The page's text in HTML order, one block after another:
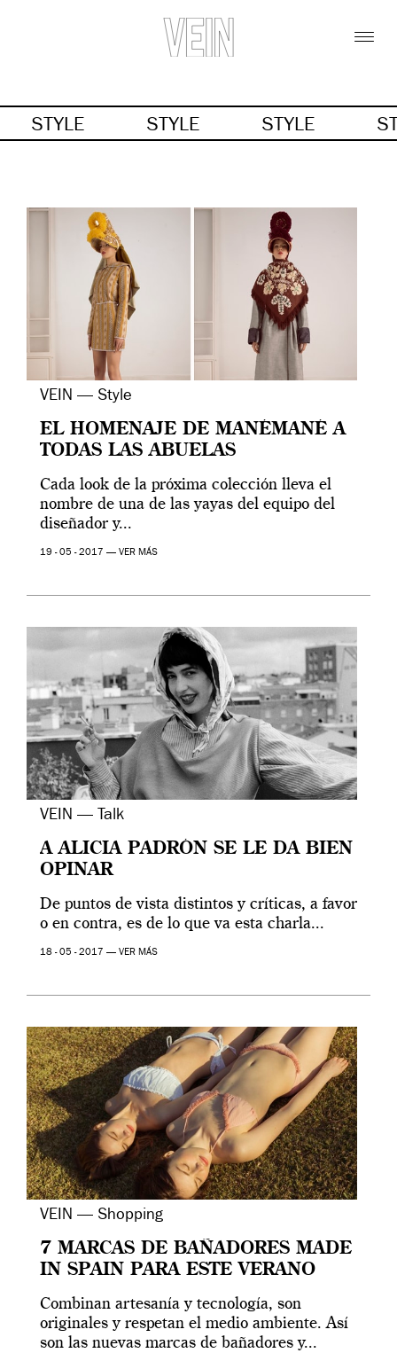
STYLE STYLE STYLE
VEIN — Style
EL HOMENAJE DE MANÉMANÉ A
TODAS LAS ABUELAS
Cada look de la próxima colección lleva el
nombre de una de las yayas del equipo del
diseñador y...
19 - 05 - 2017 — VER MÁS
VEIN — Talk
A ALICIA PADRÓN SE LE DA BIEN
OPINAR
De puntos de vista distintos y críticas, a favor
o en contra, es de lo que va esta charla...
18 - 05 - 2017 — VER MÁS
VEIN — Shopping
7 MARCAS DE BAÑADORES MADE
IN SPAIN PARA ESTE VERANO
Combinan artesanía y tecnología, son
originales y respetan el medio ambiente. Así
son las nuevas marcas de bañadores y...